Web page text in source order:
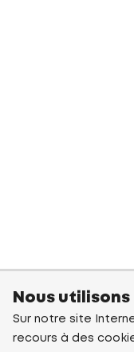
Nous
Sur notre site
recours à des